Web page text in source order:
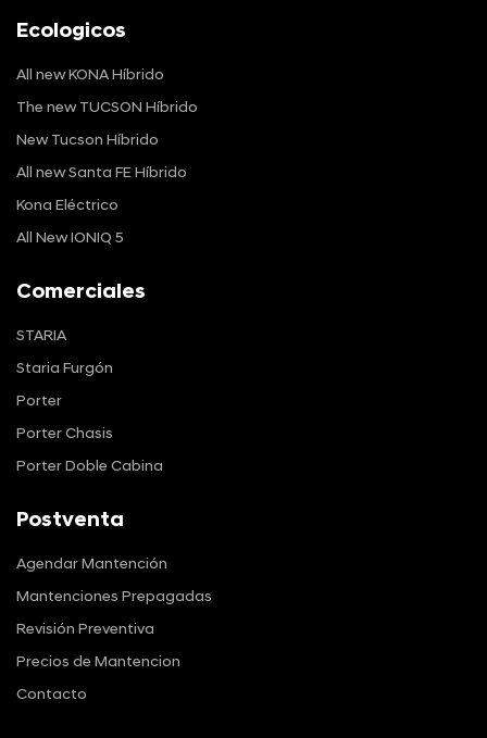
Ecologicos
All new KONA Híbrido
The new TUCSON Híbrido
New Tucson Híbrido
All new Santa FE Híbrido
Kona Eléctrico
All New IONIQ 5
Comerciales
STARIA
Staria Furgón
Porter
Porter Chasis
Porter Doble Cabina
Postventa
Agendar Mantención
Mantenciones Prepagadas
Revisión Preventiva
Precios de Mantencion
Contacto